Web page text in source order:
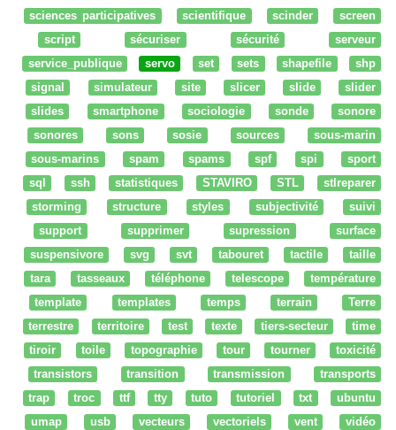
sciences participatives
scientifique scinder
screen
script
sécuriser sécurité
serveur
service_publique
servo set sets shapefile
shp
signal
simulateur site slicer slide
slider
slides
smartphone sociologie sonde
sonore
sonores
sons sosie sources
sous-marin
sous-marins
spam spams spf spi
sport
sql
ssh statistiques STAVIRO STL
stlreparer
storming
structure styles subjectivité
suivi
support
supprimer supression
surface
suspensivore
svg svt tabouret tactile
taille
tara
tasseaux téléphone telescope
température
template
templates temps terrain
Terre
terrestre
territoire test texte tiers-secteur
time
tiroir
toile topographie tour tourner
toxicité
transistors
transition transmission
transports
trap
troc ttf tty tuto tutoriel txt
ubuntu
umap
usb vecteurs vectoriels vent
vidéo